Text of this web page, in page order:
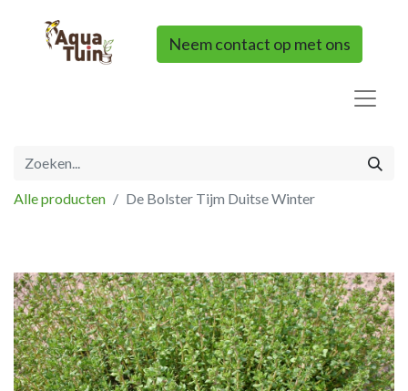
Neem contact op met ons
Alle producten De Bolster Tijm Duitse Winter